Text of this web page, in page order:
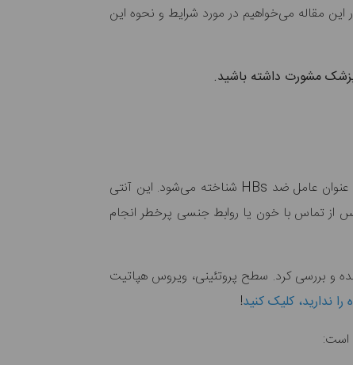
مقاله می‌خواهیم در مورد شرایط و نحوه این
مشورت داشته باشید.
به عنوان عامل ضد HBs شناخته می‌شود. این آنتی
تماس با خون یا روابط جنسی پرخطر انجام
و بررسی کرد. سطح پروتئینی، ویروس هپاتیت
ندارید، کلیک کنید!
است: